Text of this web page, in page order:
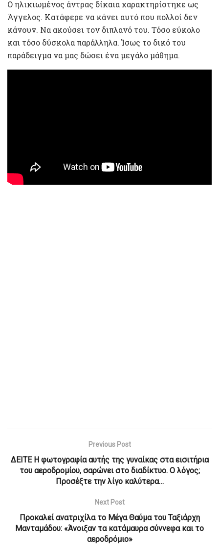
Ο ηλικιωμένος άντρας δίκαια χαρακτηρίστηκε ως
Άγγελος. Κατάφερε να κάνει αυτό που πολλοί δεν
κάνουν. Να ακούσει τον διπλανό του. Τόσο εύκολο
και τόσο δύσκολα παράλληλα. Ίσως το δικό του
παράδειγμα να μας δώσει ένα μεγάλο μάθημα.
Previous Post
ΔΕΙΤΕ Η φωτογραφία αυτής της γυναίκας στα εισιτήρια
του αεροδρομίου, σαρώνει στο διαδίκτυο. Ο λόγος;
Προσέξτε την λίγο καλύτερα…
Next Post
Προκαλεί ανατριχίλα το Μέγα Θαύμα του Ταξιάρχη
Μανταμάδου: «Άνοιξαν τα κατάμαυρα σύννεφα και το
αεροδρόμιο»